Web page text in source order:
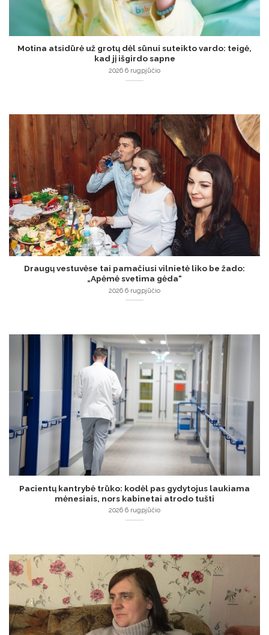
Motina atsidūrė už grotų dėl sūnui suteikto vardo: teigė,
kad jį išgirdo sapne
2026 6 rugpjūčio
Draugų vestuvėse tai pamačiusi vilnietė liko be žado:
„Apėmė svetima gėda“
2026 6 rugpjūčio
Pacientų kantrybė trūko: kodėl pas gydytojus laukiama
mėnesiais, nors kabinetai atrodo tušti
2026 6 rugpjūčio